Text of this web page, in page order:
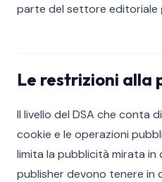
parte del settore editoriale
Le restrizioni alla
Il livello del DSA che conta
cookie e le operazioni
limita la pubblicità mirata in
publisher devono tenere in